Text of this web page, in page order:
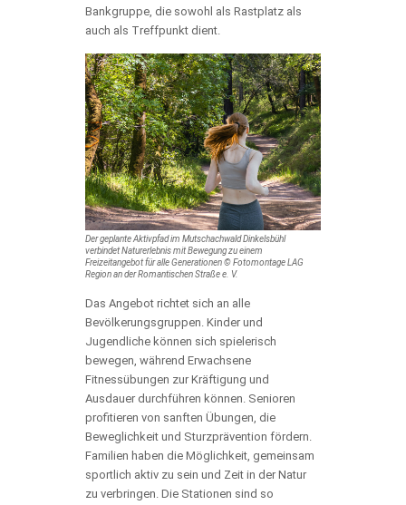
Bankgruppe, die sowohl als Rastplatz als
auch als Treffpunkt dient.
Der geplante Aktivpfad im Mutschachwald Dinkelsbühl
verbindet Naturerlebnis mit Bewegung zu einem
Freizeitangebot für alle Generationen © Fotomontage LAG
Region an der Romantischen Straße e. V.
Das Angebot richtet sich an alle
Bevölkerungsgruppen. Kinder und
Jugendliche können sich spielerisch
bewegen, während Erwachsene
Fitnessübungen zur Kräftigung und
Ausdauer durchführen können. Senioren
profitieren von sanften Übungen, die
Beweglichkeit und Sturzprävention fördern.
Familien haben die Möglichkeit, gemeinsam
sportlich aktiv zu sein und Zeit in der Natur
zu verbringen. Die Stationen sind so